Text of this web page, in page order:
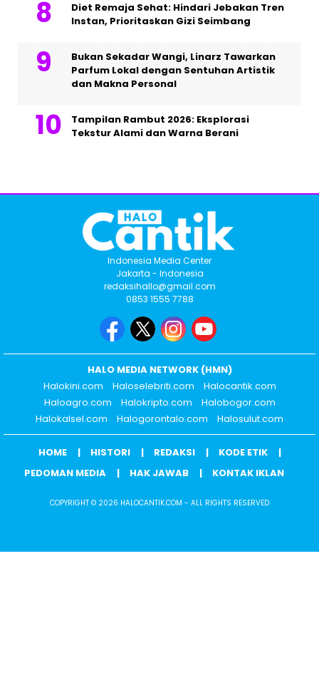
Diet Remaja Sehat: Hindari Jebakan Tren
Instan, Prioritaskan Gizi Seimbang
Bukan Sekadar Wangi, Linarz Tawarkan
Parfum Lokal dengan Sentuhan Artistik
dan Makna Personal
Tampilan Rambut 2026: Eksplorasi
Tekstur Alami dan Warna Berani
Indonesia Media Center
Jakarta - Indonesia
redaksihallo@gmail.com
0853 1555 7788
HALO MEDIA NETWORK (HMN)
Halokini.com
Haloselebriti.com
Halocantik.com
Haloagro.com
Halokripto.com
Halobogor.com
Halokalsel.com
Halogorontalo.com Halosulut.com
HOME HISTORI REDAKSI
KODE ETIK
PEDOMAN MEDIA
HAK JAWAB KONTAK IKLAN
COPYRIGHT © 2026 HALOCANTIK.COM - ALL RIGHTS RESERVED